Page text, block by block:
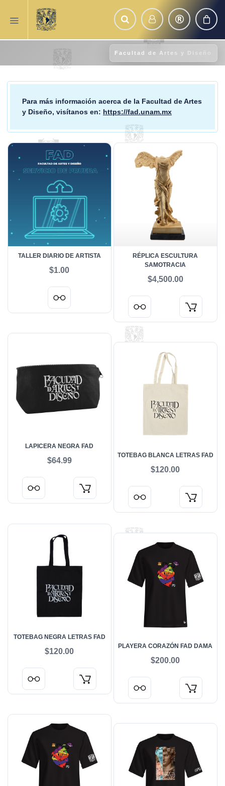
Facultad de Artes y Diseño
Para más información acerca de la Facultad de Artes
y Diseño, visítanos en: https://fad.unam.mx
TALLER DIARIO DE ARTISTA
$1.00
RÉPLICA ESCULTURA
SAMOTRACIA
$4,500.00
LAPICERA NEGRA FAD
$64.99
TOTEBAG BLANCA LETRAS FAD
$120.00
TOTEBAG NEGRA LETRAS FAD
$120.00
PLAYERA CORAZÓN FAD DAMA
$200.00